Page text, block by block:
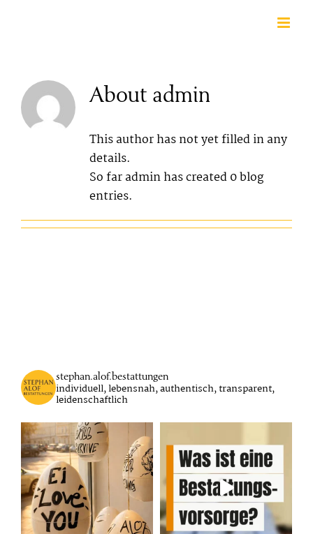
About admin
This author has not yet filled in any
details.
So far admin has created 0 blog
entries.
stephan.alof.bestattungen
individuell, lebensnah, authentisch, transparent,
leidenschaftlich